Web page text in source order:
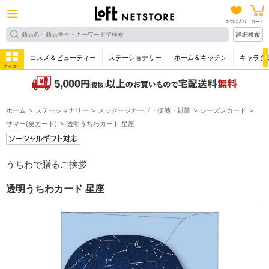
お気に入り カート
詳細検索
カテゴリ
コスメ＆ビューティー ステーショナリー ホーム＆キッチン キャラク
ホーム ステーショナリー メッセージカード・便箋・封筒
シーズンカード
サマー(夏カード)
透明うちわカード 星座
うちわで贈るご挨拶
透明うちわカード 星座